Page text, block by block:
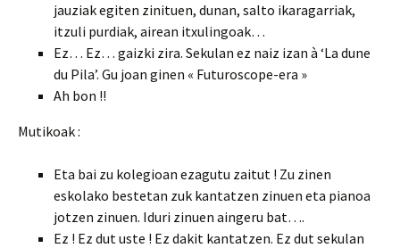
jauziak egiten zinituen, dunan, salto ikaragarriak,
itzuli purdiak, airean itxulingoak…
Ez… Ez… gaizki zira. Sekulan ez naiz izan à ‘La dune
du Pila’. Gu joan ginen « Futuroscope-era »
Ah bon !!
Mutikoak :
Eta bai zu kolegioan ezagutu zaitut ! Zu zinen
eskolako bestetan zuk kantatzen zinuen eta pianoa
jotzen zinuen. Iduri zinuen aingeru bat….
Ez ! Ez dut uste ! Ez dakit kantatzen. Ez dut sekulan